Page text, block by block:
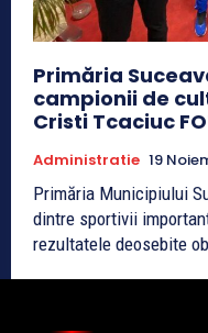
Primăria
campionii de
Cristi Tcaciuc
Administratie 19
Primăria Municipiului
dintre sportivii
rezultatele deosebite